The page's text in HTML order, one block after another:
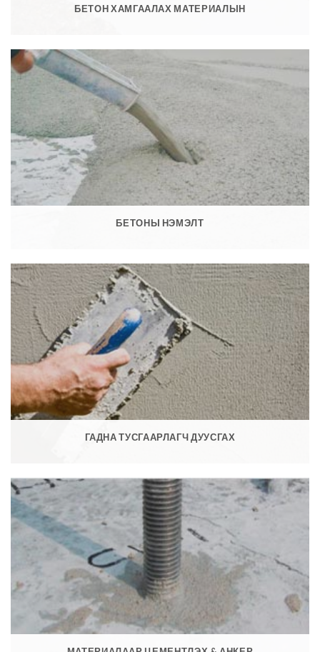
БЕТОН ХАМГААЛАХ МАТЕРИАЛЫН
БЕТОНЫ НЭМЭЛТ
ГАДНА ТУСГААРЛАГЧ ДУУСГАХ